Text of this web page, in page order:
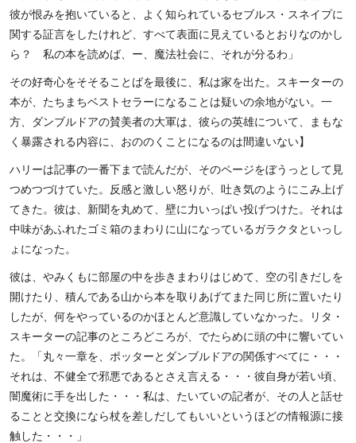
彼が恨みを抱いていると、よく知られているセブルス・スネイプに
関する証言をしたけれど、すべて表面に見えているとおりなのかし
ら？ 私の本を読めば、ー、魔法社会に、それが分るわ」
その好奇心をそそることばを最後に、私は家を出た。スキーターの
本が、たちまちベストセラーになることは疑いの余地がない。一
方、ダンブルドアの賛美者の大軍は、彼らの英雄について、まもな
く暴露される内容に、おののくことになるのは間違いない】
ハリーは記事の一番下まで読んだが、そのページをぼうっとして見
つめつづけていた。反感と激しい怒りが、吐き気のようにこみ上げ
てきた。彼は、新聞を丸めて、壁に力いっぱい投げつけた。それは
中味があふれたゴミ箱のまわりに山になっているガラクタといっし
ょになった。
彼は、やみくもに部屋の中を歩きまわりはじめて、空の引きだしを
開けたり、積んである山から本を取りあげてまた同じ所に置いたり
したが、何をやっているのかほとんど意識していなかった。リタ・
スキーターの記事のところどころが、でたらめに頭の中に響いてい
た。「丸々一章を、ポッターとダンブルドアの関係すべてに・・・
それは、不健全で邪悪であるとさえ言える・・・彼自身が若い頃、
闇魔術に手を出した・・・私は、たいていの記者が、その人と話せ
ることと交換になら杖を差しだしてもいいというほどの情報源に接
触した・・・」